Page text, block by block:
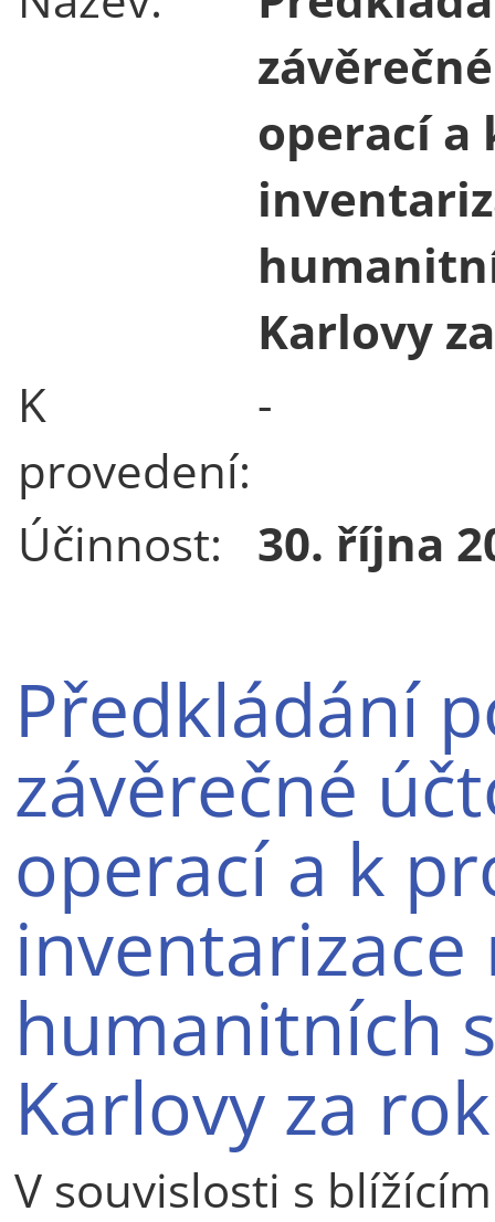
operací a
Karlovy
K
provedení:
-
Účinnost: 30. října
Předkládání
závěrečné
operací a k
inventarizace
humanitních
Karlovy za
V souvislosti s